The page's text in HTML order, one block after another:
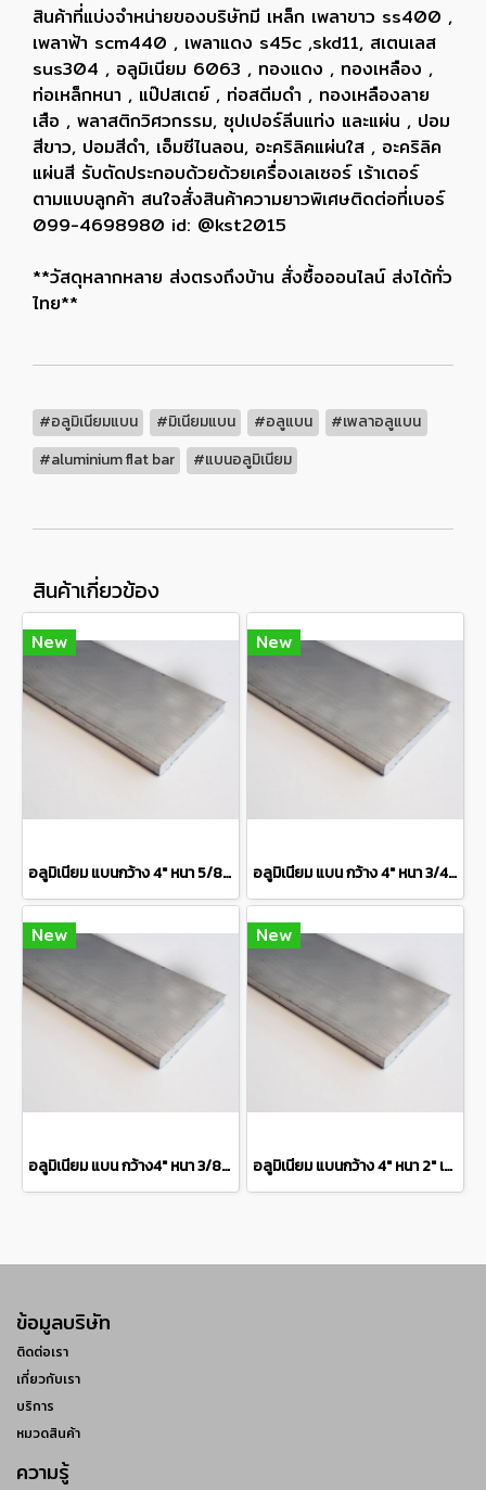
สินค้าที่แบ่งจำหน่ายของบริษัทมี เหล็ก เพลาขาว ss400 ,
เพลาฟ้า scm440 , เพลาแดง s45c ,skd11, สเตนเลส
sus304 , อลูมิเนียม 6063 , ทองแดง , ทองเหลือง ,
ท่อเหล็กหนา , แป๊ปสเตย์ , ท่อสตีมดำ , ทองเหลืองลาย
เสือ , พลาสติกวิศวกรรม, ซุปเปอร์ลีนแท่ง และแผ่น , ปอม
สีขาว, ปอมสีดำ, เอ็มซีไนลอน, อะคริลิคแผ่นใส , อะคริลิค
แผ่นสี รับตัดประกอบด้วยด้วยเครื่องเลเซอร์ เร้าเตอร์
ตามแบบลูกค้า สนใจสั่งสินค้าความยาวพิเศษติดต่อที่เบอร์
099-4698980 id: @kst2015
**วัสดุหลากหลาย ส่งตรงถึงบ้าน สั่งซื้อออนไลน์ ส่งได้ทั่ว
ไทย**
#อลูมิเนียมแบน #มิเนียมแบน #อลูแบน
#เพลาอลูแบน
#aluminium flat bar
#แบนอลูมิเนียม
สินค้าเกี่ยวข้อง
New
อลูมิเนียม แบนกว้าง 4" หนา 5/8" เกรด 6063 Aluminium Flat Bar แบ่งขายความยาว 10 เซนติเมตร
New
อลูมิเนียม แบน กว้าง 4" หนา 3/4" เกรด 6063 Aluminium Flat Bar แบ่งขายความยาว 10 เซนติเมตร
New
อลูมิเนียม แบน กว้าง4" หนา 3/8" เกรด 6063Aluminium Flat Bar แบ่งขายความยาว 10 เซนติเมตร
New
อลูมิเนียม แบนกว้าง 4" หนา 2" เกรด 6063 Aluminium Flat Barแบ่งขายความยาว 10 เซนติเมตร
ข้อมูลบริษัท
ติดต่อเรา
เกี่ยวกับเรา
บริการ
หมวดสินค้า
ความรู้